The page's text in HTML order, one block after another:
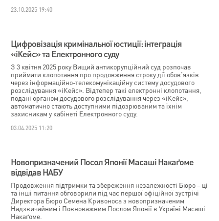
23.10.2025 19:40
Цифровізація кримінальної юстиції: інтеграція
«іКейс» та Електронного суду
З 3 квітня 2025 року Вищий антикорупційний суд розпочав
приймати клопотання про продовження строку дії обов’язків
через інформаційно-телекомунікаційну систему досудового
розслідування «іКейс». Відтепер такі електронні клопотання,
подані органом досудового розслідування через «іКейс»,
автоматично стають доступними підозрюваним та їхнім
захисникам у кабінеті Електронного суду.
03.04.2025 11:20
Новопризначений Посол Японії Масаші Накаґоме
відвідав НАБУ
Продовження підтримки та збереження незалежності Бюро – ці
та інші питання обговорили під час першої офіційної зустрічі
Директора Бюро Семена Кривоноса з новопризначеним
Надзвичайним і Повноважним Послом Японії в Україні Масаші
Накаґоме.